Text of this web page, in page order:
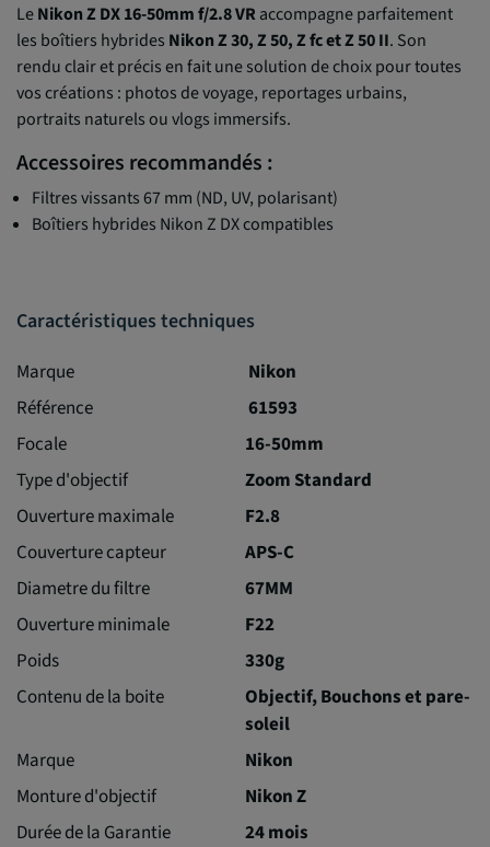
LeNikon Z DX 16-50mm f/2.8 VRaccompagne parfaitement
les boîtiers hybrides Nikon Z 30, Z 50, Z fc et Z 50 II. Son
rendu clair et précis en fait une solution de choix pour toutes
vos créations : photos de voyage, reportages urbains,
portraits naturels ou vlogs immersifs.
Accessoires recommandés :
Filtres vissants 67 mm (ND, UV, polarisant)
Boîtiers hybrides Nikon Z DX compatibles
Caractéristiques techniques
Marque
Nikon
Référence
61593
Focale
16-50mm
Type d'objectif
Zoom Standard
Ouverture maximale
F2.8
Couverture capteur
APS-C
Diametre du filtre
67MM
Ouverture minimale
F22
Poids
330g
Contenu de la boite
Objectif, Bouchons et pare-
soleil
Marque
Nikon
Monture d'objectif
Nikon Z
Durée de la Garantie
24 mois